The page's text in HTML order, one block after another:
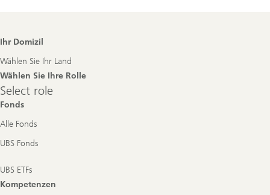
Footer
Ihr Domizil
Wählen Sie Ihr Land
Wählen Sie Ihre Rolle
Select
role
Select role
Fonds
Alle Fonds
UBS Fonds
UBS ETFs
Kompetenzen